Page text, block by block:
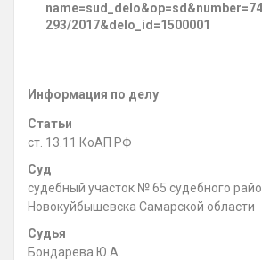
293/2017&delo_id=1500001
Информация по делу
Статьи
ст. 13.11 КоАП РФ
Суд
судебный участок № 65 судебного
Новокуйбышевска Самарской области
Судья
Бондарева Ю.А.